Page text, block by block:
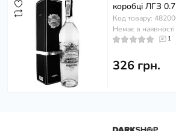
коробці ЛГЗ
Код товару:
Немає в наявності
1
326 грн.